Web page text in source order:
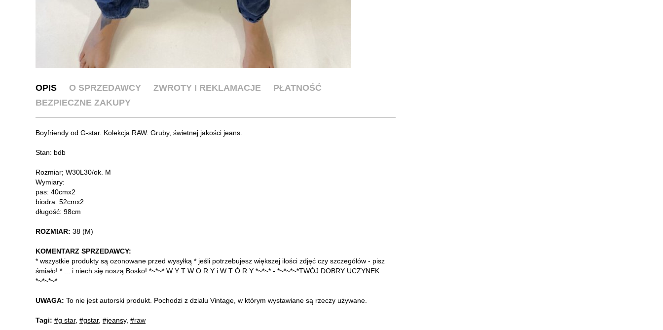
OPIS O SPRZEDAWCY ZWROTY I REKLAMACJE
PŁATNOŚĆ
BEZPIECZNE ZAKUPY
Boyfriendy od G-star. Kolekcja RAW. Gruby, świetnej jakości jeans.
Stan: bdb
Rozmiar; W30L30/ok. M
Wymiary:
pas: 40cmx2
biodra: 52cmx2
długość: 98cm
ROZMIAR: 38 (M)
KOMENTARZ SPRZEDAWCY:
* wszystkie produkty są ozonowane przed wysyłką * jeśli potrzebujesz większej ilości zdjęć czy szczegółów - pisz
śmiało! * ... i niech się noszą Bosko! *~*~* W Y T W O R Y i W T Ó R Y *~*~* - *~*~*~*TWÓJ DOBRY UCZYNEK
*~*~*~*
UWAGA: To nie jest autorski produkt. Pochodzi z działu Vintage, w którym wystawiane są rzeczy używane.
Tagi: #g star, #gstar, #jeansy, #raw